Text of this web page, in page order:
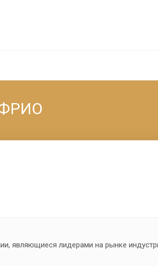
ФРИО
являющиеся лидерами на рынке